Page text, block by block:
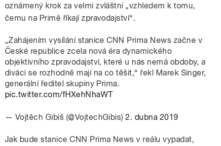
oznámený krok za velmi zvláštní „vzhledem k tomu,
čemu na Primě říkají zpravodajství“.
„Zahájením vysílání stanice CNN Prima News začne v
České republice zcela nová éra dynamického
objektivního zpravodajství, které u nás nemá obdoby, a
diváci se rozhodně mají na co těšit,“ řekl Marek Singer,
generální ředitel skupiny Prima.
pic.twitter.com/fHXehNhaWT
— Vojtěch Gibiš (@VojtechGibis)2. dubna 2019
Jak bude stanice CNN Prima News v reálu vypadat,